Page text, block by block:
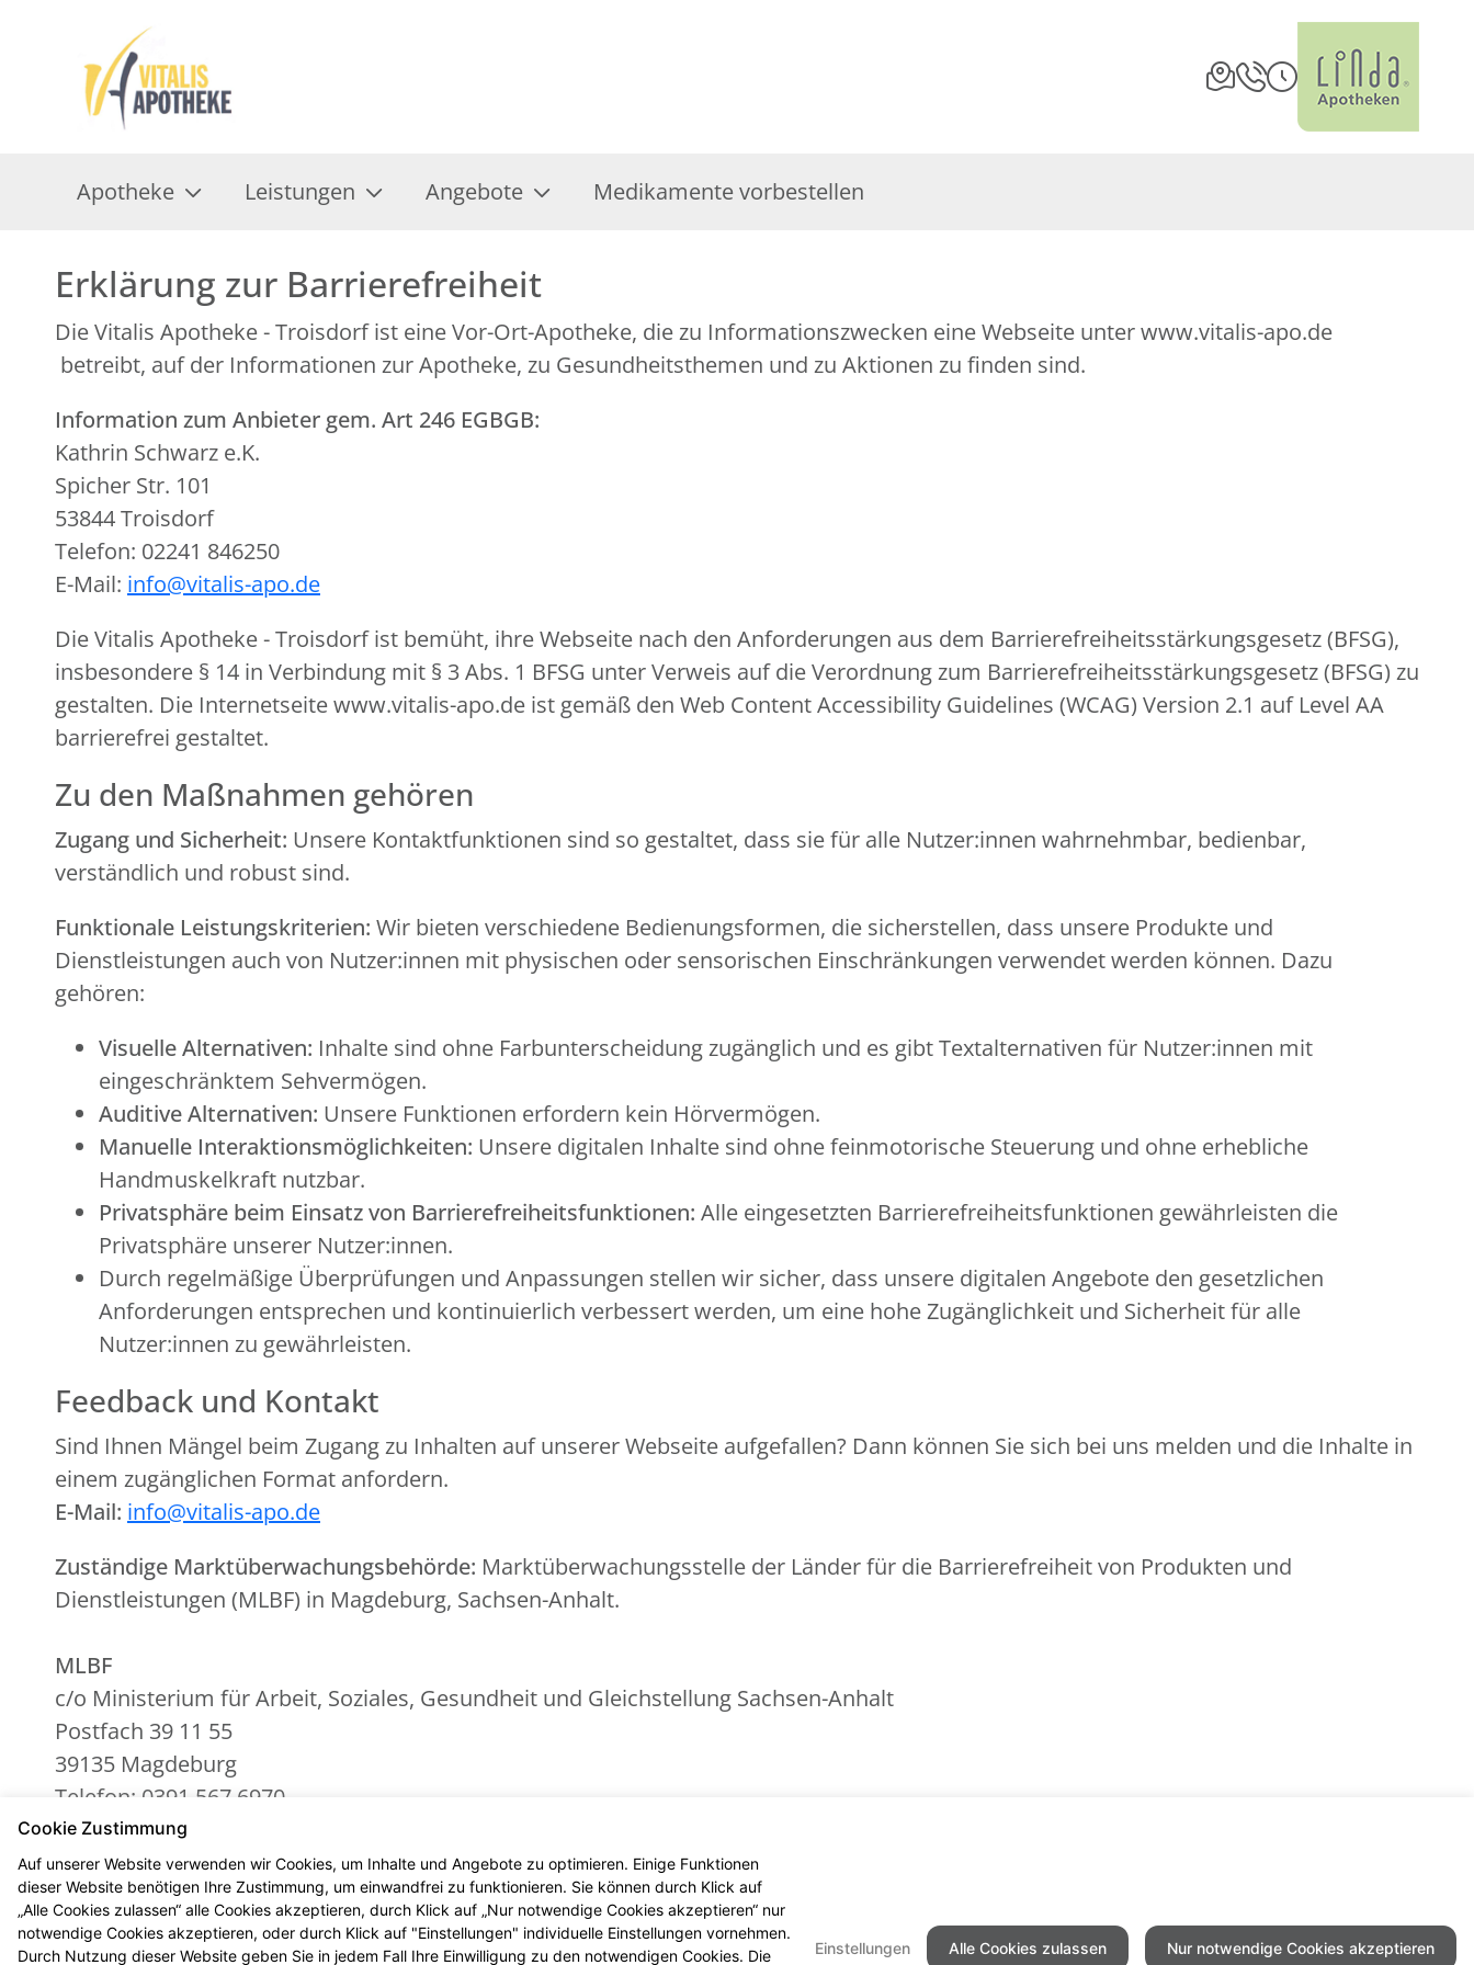
Apotheke Leistungen Angebote Medikamente vorbestellen
Erklärung zur Barrierefreiheit
Die Vitalis Apotheke - Troisdorf ist eine Vor-Ort-Apotheke, die zu Informationszwecken eine Webseite unter www.vitalis-apo.de
betreibt, auf der Informationen zur Apotheke, zu Gesundheitsthemen und zu Aktionen zu finden sind.
Information zum Anbieter gem. Art 246 EGBGB:
Kathrin Schwarz e.K.
Spicher Str. 101
53844 Troisdorf
Telefon: 02241 846250
E-Mail: info@vitalis-apo.de
Die Vitalis Apotheke - Troisdorf ist bemüht, ihre Webseite nach den Anforderungen aus dem Barrierefreiheitsstärkungsgesetz (BFSG),
insbesondere § 14 in Verbindung mit § 3 Abs. 1 BFSG unter Verweis auf die Verordnung zum Barrierefreiheitsstärkungsgesetz (BFSG) zu
gestalten. Die Internetseite www.vitalis-apo.de ist gemäß den Web Content Accessibility Guidelines (WCAG) Version 2.1 auf Level AA
barrierefrei gestaltet.
Zu den Maßnahmen gehören
Zugang und Sicherheit: Unsere Kontaktfunktionen sind so gestaltet, dass sie für alle Nutzer:innen wahrnehmbar, bedienbar,
verständlich und robust sind.
Funktionale Leistungskriterien: Wir bieten verschiedene Bedienungsformen, die sicherstellen, dass unsere Produkte und
Dienstleistungen auch von Nutzer:innen mit physischen oder sensorischen Einschränkungen verwendet werden können. Dazu
gehören:
Visuelle Alternativen: Inhalte sind ohne Farbunterscheidung zugänglich und es gibt Textalternativen für Nutzer:innen mit
eingeschränktem Sehvermögen.
Auditive Alternativen: Unsere Funktionen erfordern kein Hörvermögen.
Manuelle Interaktionsmöglichkeiten: Unsere digitalen Inhalte sind ohne feinmotorische Steuerung und ohne erhebliche
Handmuskelkraft nutzbar.
Privatsphäre beim Einsatz von Barrierefreiheitsfunktionen: Alle eingesetzten Barrierefreiheitsfunktionen gewährleisten die
Privatsphäre unserer Nutzer:innen.
Durch regelmäßige Überprüfungen und Anpassungen stellen wir sicher, dass unsere digitalen Angebote den gesetzlichen
Anforderungen entsprechen und kontinuierlich verbessert werden, um eine hohe Zugänglichkeit und Sicherheit für alle
Nutzer:innen zu gewährleisten.
Feedback und Kontakt
Sind Ihnen Mängel beim Zugang zu Inhalten auf unserer Webseite aufgefallen? Dann können Sie sich bei uns melden und die Inhalte in
einem zugänglichen Format anfordern.
E-Mail: info@vitalis-apo.de
Zuständige Marktüberwachungsbehörde: Marktüberwachungsstelle der Länder für die Barrierefreiheit von Produkten und
Dienstleistungen (MLBF) in Magdeburg, Sachsen-Anhalt.
MLBF
c/o Ministerium für Arbeit, Soziales, Gesundheit und Gleichstellung Sachsen-Anhalt
Postfach 39 11 55
39135 Magdeburg
Telefon: 0391 567 6970
E-Mail:MLBF@ms.sachsen-anhalt.de
Website:Marktüberwachungsstelle der Länder
Cookie Zustimmung
Auf unserer Website verwenden wir Cookies, um Inhalte und Angebote zu optimieren. Einige Funktionen
dieser Website benötigen Ihre Zustimmung, um einwandfrei zu funktionieren. Sie können durch Klick auf
„Alle Cookies zulassen“ alle Cookies akzeptieren, durch Klick auf „Nur notwendige Cookies akzeptieren“ nur
notwendige Cookies akzeptieren, oder durch Klick auf "Einstellungen" individuelle Einstellungen vornehmen.
Durch Nutzung dieser Website geben Sie in jedem Fall Ihre Einwilligung zu den notwendigen Cookies. Die
Einstellungen Alle Cookies zulassen Nur notwendige Cookies akzeptieren